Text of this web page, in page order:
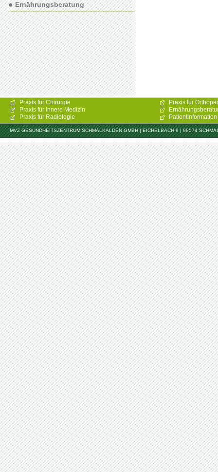
Ernährungsberatung
Praxis für Chirurgie
Praxis für Innere Medizin
Praxis für Radiologie
Praxis für
Patientinformation
MVZ GESUNDHEITSZENTRUM SCHMALKALDEN GMBH | EICHELBACH 9 | 98574